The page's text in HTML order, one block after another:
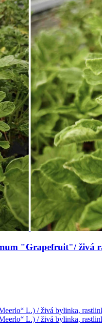
"Grapefruit"/ živá